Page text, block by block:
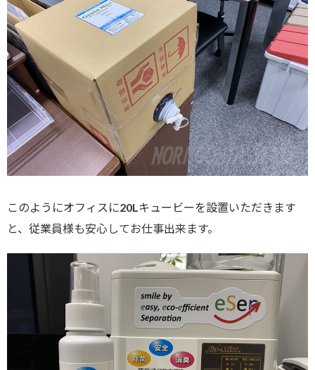
このようにオフィスに20Lキュービーを設置いただきます
と、従業員様も安心してお仕事出来ます。